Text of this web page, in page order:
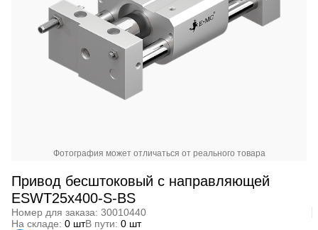
Фотография может отличаться от реального товара
Привод бесштоковый с направляющей
ESWT25x400-S-BS
Номер для заказа: 30010440
На складе: 0 штВ пути: 0 шт